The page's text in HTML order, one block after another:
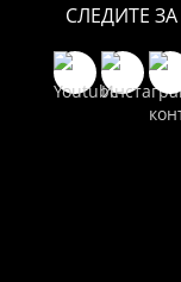
СЛЕДИТЕ